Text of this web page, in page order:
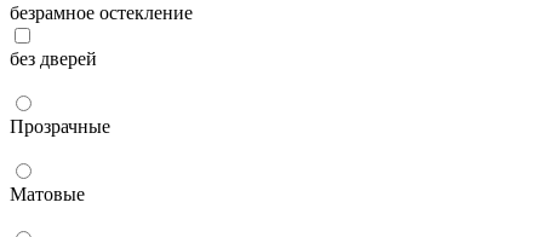
безрамное остекление
без дверей
Прозрачные
Матовые